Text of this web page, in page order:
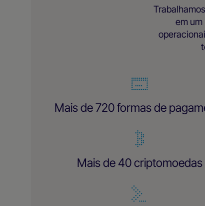
em
Mais de 720 formas de
Mais de 40 criptomoedas